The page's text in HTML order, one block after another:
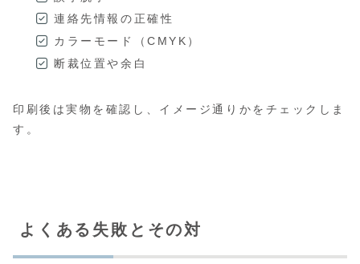
連絡先情報の正確性
カラーモード（CMYK）
断裁位置や余白
印刷後は実物を確認し、イメージ通りかをチェックしま
す。
よくある失敗とその対